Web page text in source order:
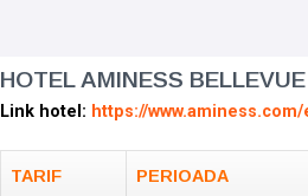
HOTEL AMINESS
Link hotel: https://
TARIF
PERIOADA